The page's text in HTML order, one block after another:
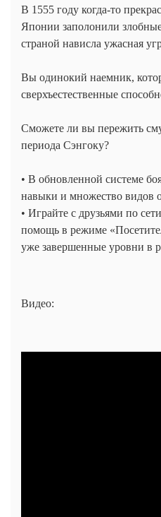
В 1555 году когда-то
Японии заполонили
страной нависла ужасная
Вы одинокий наемник,
сверхъестественные
Сможете ли вы пережить
периода Сэнгоку?
• В обновленной системе
навыки и множество видов
• Играйте с друзьями по
помощь в режиме
уже завершенные уровни в
Видео: